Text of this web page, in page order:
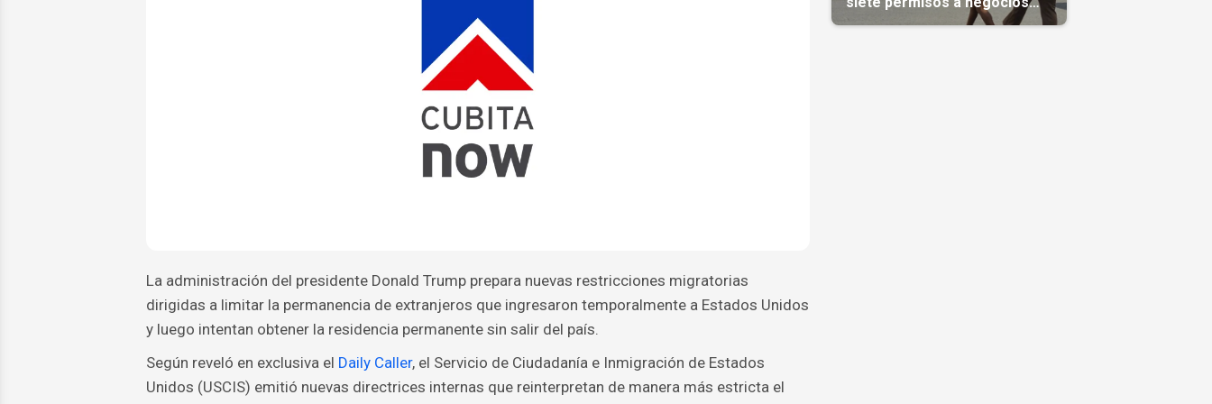
La administración del presidente Donald Trump prepara nuevas restricciones migratorias
dirigidas a limitar la permanencia de extranjeros que ingresaron temporalmente a Estados Unidos
y luego intentan obtener la residencia permanente sin salir del país.
Según reveló en exclusiva el Daily Caller, el Servicio de Ciudadanía e Inmigración de Estados
Unidos (USCIS) emitió nuevas directrices internas que reinterpretan de manera más estricta el